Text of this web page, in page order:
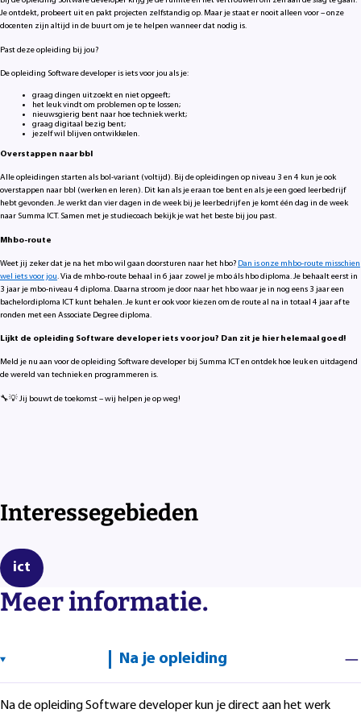
Je ontdekt, probeert uit en pakt projecten zelfstandig op. Maar je staat er nooit alleen voor – onze
docenten zijn altijd in de buurt om je te helpen wanneer dat nodig is.
Past deze opleiding bij jou?
De opleiding Software developer is iets voor jou als je:
graag dingen uitzoekt en niet opgeeft;
het leuk vindt om problemen op te lossen;
nieuwsgierig bent naar hoe techniek werkt;
graag digitaal bezig bent;
jezelf wil blijven ontwikkelen.
Overstappen naar bbl
Alle opleidingen starten als bol-variant (voltijd). Bij de opleidingen op niveau 3 en 4 kun je ook
overstappen naar bbl (werken en leren). Dit kan als je eraan toe bent en als je een goed leerbedrijf
hebt gevonden. Je werkt dan vier dagen in de week bij je leerbedrijf en je komt één dag in de week
naar Summa ICT. Samen met je studiecoach bekijk je wat het beste bij jou past.
Mhbo-route
Weet jij zeker dat je na het mbo wil gaan doorsturen naar het hbo? Dan is onze mhbo-route misschien
wel iets voor jou. Via de mhbo-route behaal in 6 jaar zowel je mbo áls hbo diploma. Je behaalt eerst in
3 jaar je mbo-niveau 4 diploma. Daarna stroom je door naar het hbo waar je in nog eens 3 jaar een
bachelordiploma ICT kunt behalen. Je kunt er ook voor kiezen om de route al na in totaal 4 jaar af te
ronden met een Associate Degree diploma.
Lijkt de opleiding Software developer iets voor jou? Dan zit je hier helemaal goed!
Meld je nu aan voor de opleiding Software developer bij Summa ICT en ontdek hoe leuk en uitdagend
de wereld van techniek en programmeren is.
🔧💡 Jij bouwt de toekomst – wij helpen je op weg!
Interessegebieden
ict
Meer informatie.
Na je opleiding
Na de opleiding Software developer kun je direct aan het werk